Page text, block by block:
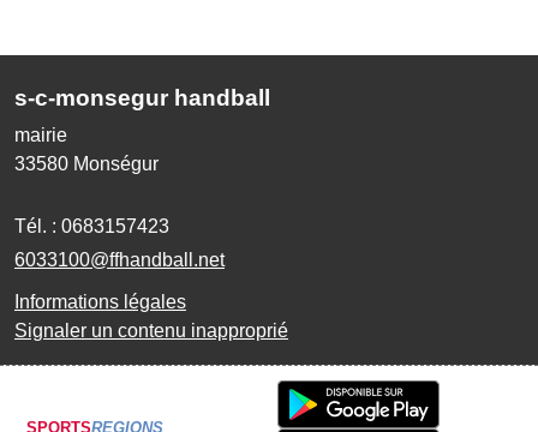
s-c-monsegur handball
mairie
33580 Monségur
Tél. : 0683157423
6033100@ffhandball.net
Informations légales
Signaler un contenu inapproprié
SPORTSREGIONS